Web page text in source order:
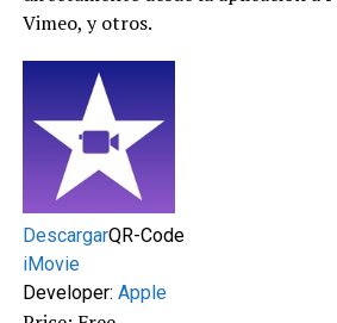
Vimeo, y otros.
DescargarQR-Code
iMovie
Developer: Apple